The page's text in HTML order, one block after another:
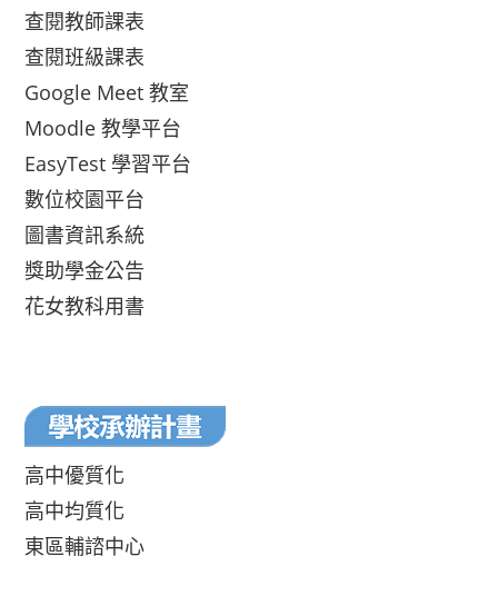
查閱教師課表
查閱班級課表
Google Meet 教室
Moodle 教學平台
EasyTest 學習平台
數位校園平台
圖書資訊系統
獎助學金公告
花女教科用書
高中優質化
高中均質化
東區輔諮中心